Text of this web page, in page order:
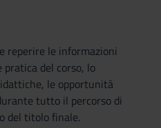
reperire le informazioni
del corso, lo
le opportunità
tutto il percorso di
del titolo finale.